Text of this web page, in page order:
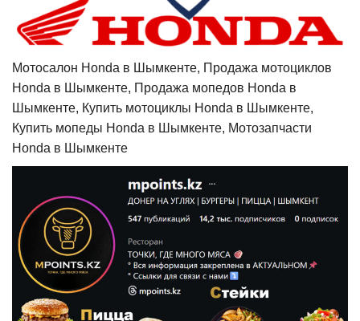
Мотосалон Honda в Шымкенте, Продажа мотоциклов
Honda в Шымкенте, Продажа мопедов Honda в
Шымкенте, Купить мотоциклы Honda в Шымкенте,
Купить мопеды Honda в Шымкенте, Мотозапчасти
Honda в Шымкенте